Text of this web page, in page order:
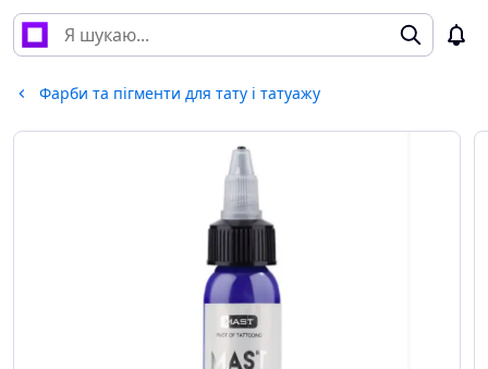
Фарби та пігменти для тату і татуажу